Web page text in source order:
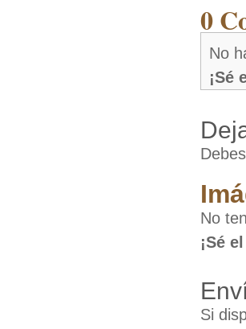
0
No
¡Sé
Debes
No
¡Sé
Si